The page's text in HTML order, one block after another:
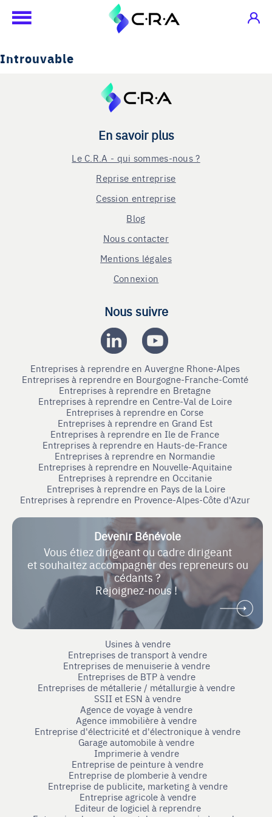
Introuvable
En savoir plus
Le C.R.A - qui sommes-nous ?
Reprise entreprise
Cession entreprise
Blog
Nous contacter
Mentions légales
Connexion
Nous suivre
Entreprises à reprendre en Auvergne Rhone-Alpes
Entreprises à reprendre en Bourgogne-Franche-Comté
Entreprises à reprendre en Bretagne
Entreprises à reprendre en Centre-Val de Loire
Entreprises à reprendre en Corse
Entreprises à reprendre en Grand Est
Entreprises à reprendre en Ile de France
Entreprises à reprendre en Hauts-de-France
Entreprises à reprendre en Normandie
Entreprises à reprendre en Nouvelle-Aquitaine
Entreprises à reprendre en Occitanie
Entreprises à reprendre en Pays de la Loire
Entreprises à reprendre en Provence-Alpes-Côte d'Azur
Devenir Bénévole
Vous étiez dirigeant ou cadre dirigeant
et souhaitez accompagner des repreneurs ou
cédants ?
Rejoignez-nous !
Usines à vendre
Entreprises de transport à vendre
Entreprises de menuiserie à vendre
Entreprises de BTP à vendre
Entreprises de métallerie / métallurgie à vendre
SSII et ESN à vendre
Agence de voyage à vendre
Agence immobilière à vendre
Entreprise d'électricité et d'électronique à vendre
Garage automobile à vendre
Imprimerie à vendre
Entreprise de peinture à vendre
Entreprise de plomberie à vendre
Entreprise de publicite, marketing à vendre
Entreprise agricole à vendre
Editeur de logiciel à reprendre